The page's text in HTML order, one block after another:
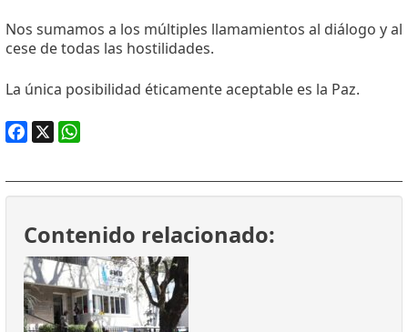
Nos sumamos a los múltiples llamamientos al diálogo y al
cese de todas las hostilidades.
La única posibilidad éticamente aceptable es la Paz.
Contenido relacionado: